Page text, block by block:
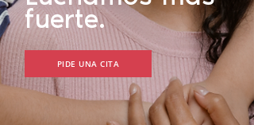
fuerte.
PIDE UNA CITA